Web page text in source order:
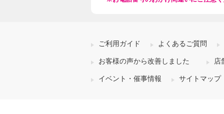
ご利用ガイド よくあるご質問
お客様の声から改善しました 店
イベント・催事情報 サイトマップ